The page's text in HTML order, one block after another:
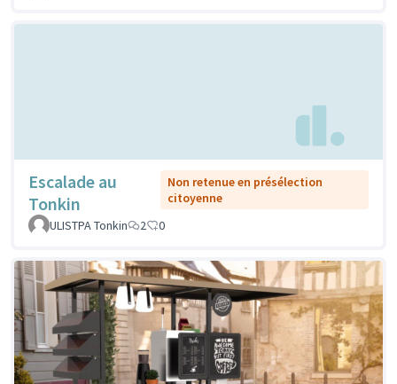
Escalade au
Tonkin
Non retenue en présélection
citoyenne
ULISTPA Tonkin
2 0